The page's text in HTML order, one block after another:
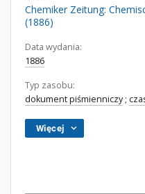
Chemiker Zeitung:
(1886)
Data wydania:
1886
Typ zasobu:
dokument piśmienniczy;
Więcej